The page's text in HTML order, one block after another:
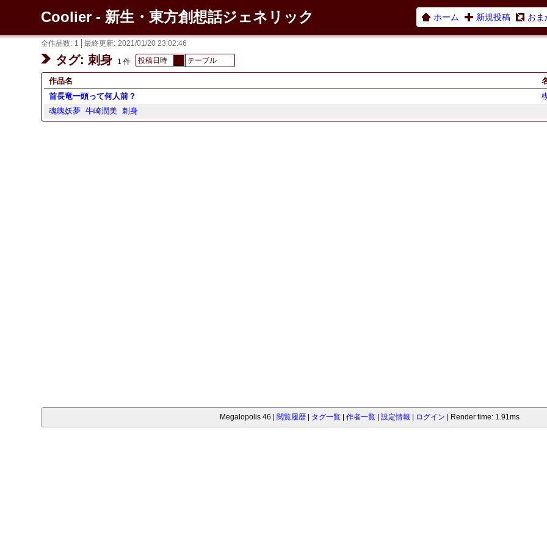
Coolier - 新生・東方創想話ジェネリック ホーム 新規投稿 おま
タグ: 刺身 1 件 投稿日時 テーブル
全作品数 1 最終更新 2021/01/20 23:02:46
作品名
首長竜一頭って何人前？
魂魄妖夢 牛崎潤美 刺身
Megalopolis 46 閲覧履歴 タグ一覧 作者一覧 設定情報 ログイン Render time: 1.91ms